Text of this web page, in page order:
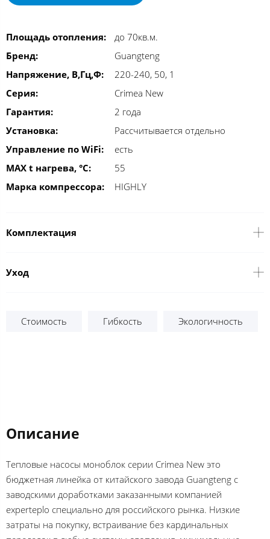
Площадь отопления:
до 70кв.м.
Бренд:
Guangteng
Напряжение, В,Гц,Ф:
220-240, 50, 1
Серия:
Crimea New
Гарантия:
2 года
Установка:
Рассчитывается отдельно
Управление по WiFi:
есть
MAX t нагрева, °С:
55
Марка компрессора:
HIGHLY
Комплектация
Уход
Стоимость Гибкость Экологичность
Описание
Тепловые насосы моноблок серии Crimea New это
бюджетная линейка от китайского завода Guangteng с
заводскими доработками заказанными компанией
experteplo специально для российского рынка. Низкие
затраты на покупку, встраивание без кардинальных